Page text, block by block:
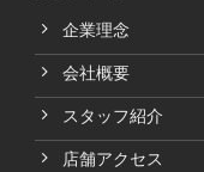
企業理念
会社概要
スタッフ紹介
店舗アクセス